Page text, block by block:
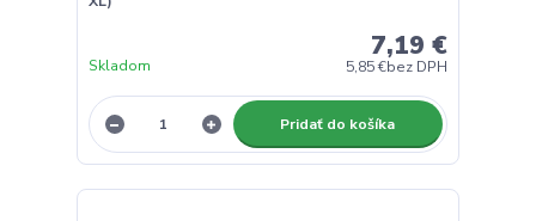
7,19 €
5,85 €bez DPH
Skladom
Pridať do košíka